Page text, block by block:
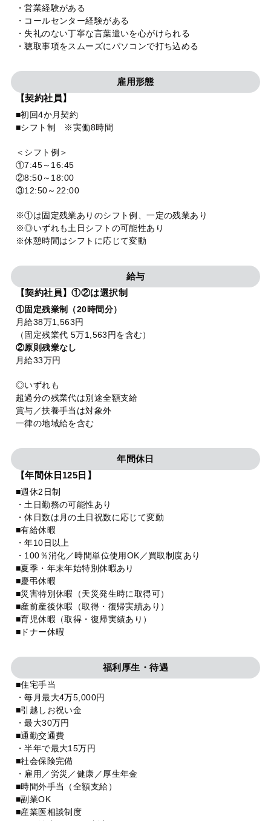
・営業経験がある
・コールセンター経験がある
・失礼のない丁寧な言葉遣いを心がけられる
・聴取事項をスムーズにパソコンで打ち込める
雇用形態
【契約社員】
■初回4か月契約
■シフト制 ※実働8時間
＜シフト例＞
①7:45～16:45
②8:50～18:00
③12:50～22:00
※①は固定残業ありのシフト例、一定の残業あり
※◎いずれも土日シフトの可能性あり
※休憩時間はシフトに応じて変動
給与
【契約社員】①②は選択制
①固定残業制（20時間分）
月給38万1,563円
（固定残業代 5万1,563円を含む）
②原則残業なし
月給33万円
◎いずれも
超過分の残業代は別途全額支給
賞与／扶養手当は対象外
一律の地域給を含む
年間休日
【年間休日125日】
■週休2日制
・土日勤務の可能性あり
・休日数は月の土日祝数に応じて変動
■有給休暇
・年10日以上
・100％消化／時間単位使用OK／買取制度あり
■夏季・年末年始特別休暇あり
■慶弔休暇
■災害特別休暇（天災発生時に取得可）
■産前産後休暇（取得・復帰実績あり）
■育児休暇（取得・復帰実績あり）
■ドナー休暇
福利厚生・待遇
■住宅手当
・毎月最大4万5,000円
■引越しお祝い金
・最大30万円
■通勤交通費
・半年で最大15万円
■社会保険完備
・雇用／労災／健康／厚生年金
■時間外手当（全額支給）
■副業OK
■産業医相談制度